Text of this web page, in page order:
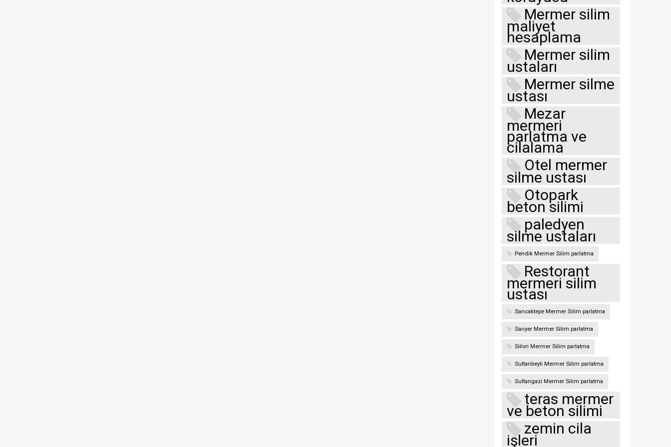
Mermer silim
maliyet
hesaplama
Mermer silim
ustaları
Mermer silme
ustası
Mezar
mermeri
parlatma ve
cilalama
Otel mermer
silme ustası
Otopark
beton silimi
paledyen
silme ustaları
Pendik Mermer Silim parlatma
Restorant
mermeri silim
ustası
Sancaktepe Mermer Silim parlatma
Sarıyer Mermer Silim parlatma
Silivri Mermer Silim parlatma
Sultanbeyli Mermer Silim parlatma
Sultangazi Mermer Silim parlatma
teras mermer
ve beton silimi
zemin cila
işleri